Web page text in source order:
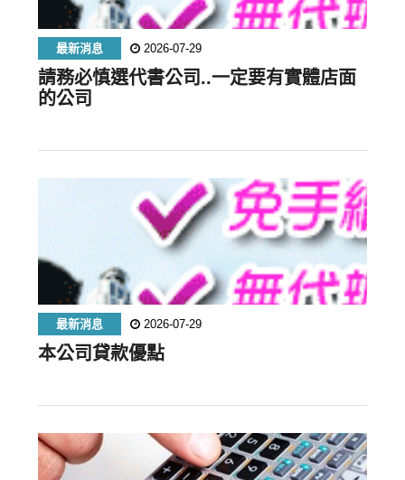
最新消息 2026-07-29
請務必慎選代書公司..一定要有實體店面
的公司
最新消息 2026-07-29
本公司貸款優點